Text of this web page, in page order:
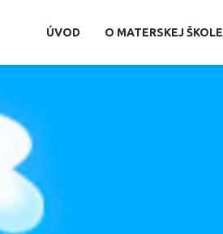
ÚVOD O MATERSKEJ ŠKOLE